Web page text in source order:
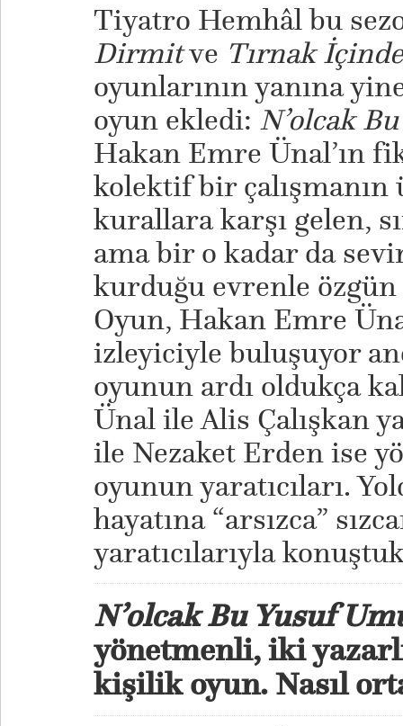
Tiyatro Hemhâl bu
Dirmitve Tırnak
oyunlarının yanına
oyun ekledi: N’olcak
Hakan Emre Ünal’ın
kolektif bir
kurallara karşı gelen,
ama bir o kadar da
kurduğu evrenle
Oyun, Hakan Emre
izleyiciyle buluşuyor
oyunun ardı oldukça
Ünal ile Alis Çalışkan
ile Nezaket Erden ise
oyunun yaratıcıları.
hayatına “arsızca”
yaratıcılarıyla
N’olcak Bu Yusuf
yönetmenli, iki
kişilik oyun. Nasıl